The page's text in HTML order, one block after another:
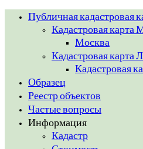
Публичная кадастровая
Кадастровая карта
Москва
Кадастровая карта
Кадастровая
Образец
Реестр объектов
Частые вопросы
Информация
Кадастр